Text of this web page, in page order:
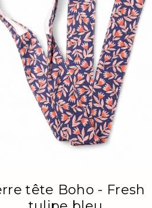
tête Boho - Fresh